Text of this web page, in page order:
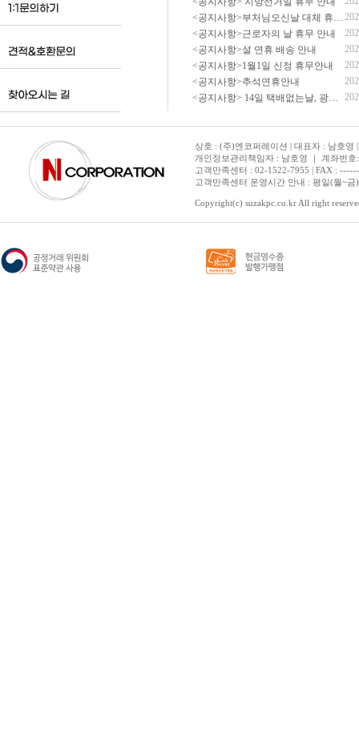
<공지사항>부처님오신날 대체 휴무 안내
<공지사항>근로자의 날 휴무 안내
<공지사항>설 연휴 배송 안내
<공지사항>1월1일 신정 휴무안내
<공지사항>추석연휴안내
<공지사항> 14일 택배없는날, 광복절 휴무 배송 안내
상호 : (주)엔코퍼레이션 | 대표자 : 남호영
개인정보관리책임자 : 남호영 ｜ 계좌번
고객만족센터 : 02-1522-7955 | FAX :
고객만족센터 운영시간 안내 : 평일(월~
Copyright(c) suzakpc.co.kr All right